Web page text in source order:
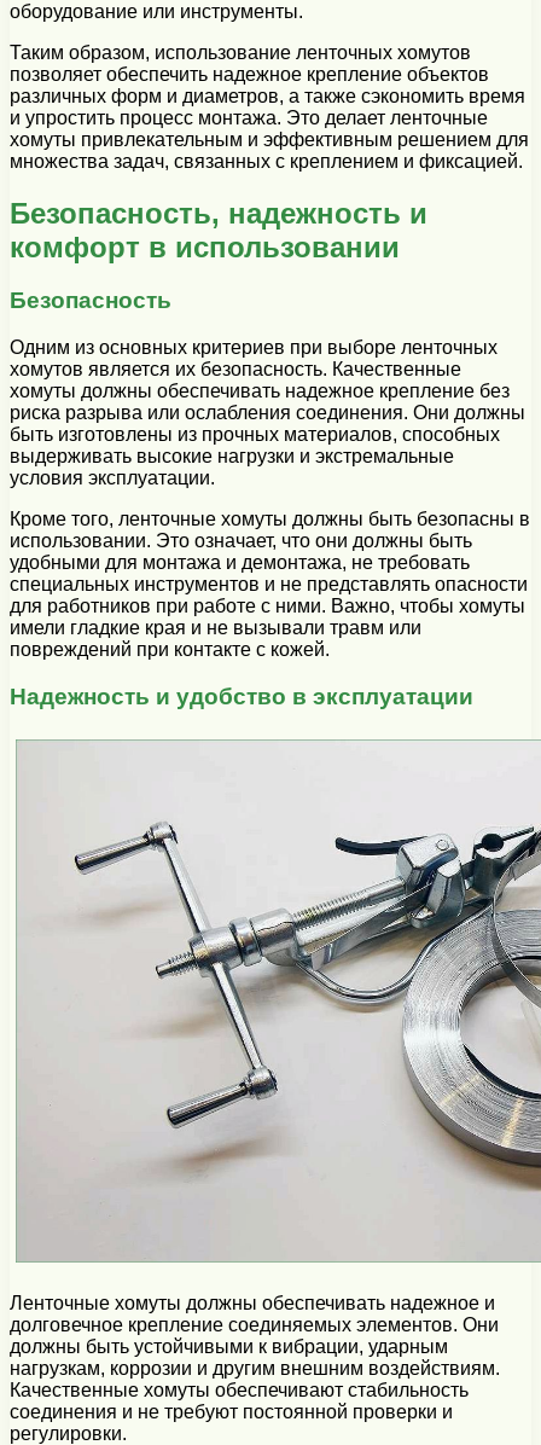
оборудование или инструменты.
Таким образом, использование ленточных хомутов
позволяет обеспечить надежное крепление объектов
различных форм и диаметров, а также сэкономить время
и упростить процесс монтажа. Это делает ленточные
хомуты привлекательным и эффективным решением для
множества задач, связанных с креплением и фиксацией.
Безопасность, надежность и
комфорт в использовании
Безопасность
Одним из основных критериев при выборе ленточных
хомутов является их безопасность. Качественные
хомуты должны обеспечивать надежное крепление без
риска разрыва или ослабления соединения. Они должны
быть изготовлены из прочных материалов, способных
выдерживать высокие нагрузки и экстремальные
условия эксплуатации.
Кроме того, ленточные хомуты должны быть безопасны в
использовании. Это означает, что они должны быть
удобными для монтажа и демонтажа, не требовать
специальных инструментов и не представлять опасности
для работников при работе с ними. Важно, чтобы хомуты
имели гладкие края и не вызывали травм или
повреждений при контакте с кожей.
Надежность и удобство в эксплуатации
Ленточные хомуты должны обеспечивать надежное и
долговечное крепление соединяемых элементов. Они
должны быть устойчивыми к вибрации, ударным
нагрузкам, коррозии и другим внешним воздействиям.
Качественные хомуты обеспечивают стабильность
соединения и не требуют постоянной проверки и
регулировки.